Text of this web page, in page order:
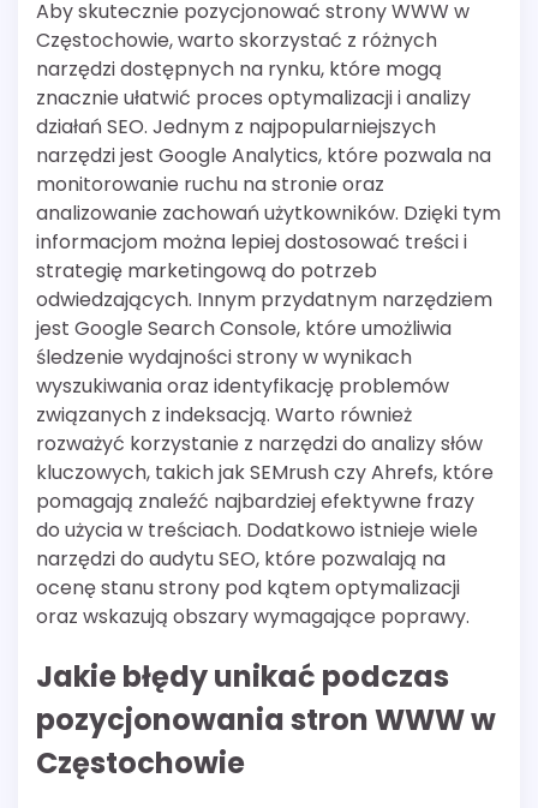
Aby skutecznie pozycjonować strony WWW w
Częstochowie, warto skorzystać z różnych
narzędzi dostępnych na rynku, które mogą
znacznie ułatwić proces optymalizacji i analizy
działań SEO. Jednym z najpopularniejszych
narzędzi jest Google Analytics, które pozwala na
monitorowanie ruchu na stronie oraz
analizowanie zachowań użytkowników. Dzięki tym
informacjom można lepiej dostosować treści i
strategię marketingową do potrzeb
odwiedzających. Innym przydatnym narzędziem
jest Google Search Console, które umożliwia
śledzenie wydajności strony w wynikach
wyszukiwania oraz identyfikację problemów
związanych z indeksacją. Warto również
rozważyć korzystanie z narzędzi do analizy słów
kluczowych, takich jak SEMrush czy Ahrefs, które
pomagają znaleźć najbardziej efektywne frazy
do użycia w treściach. Dodatkowo istnieje wiele
narzędzi do audytu SEO, które pozwalają na
ocenę stanu strony pod kątem optymalizacji
oraz wskazują obszary wymagające poprawy.
Jakie błędy unikać podczas
pozycjonowania stron WWW w
Częstochowie